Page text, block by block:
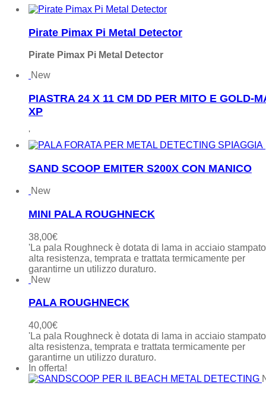
Pirate Pimax Pi Metal Detector
Pirate Pimax Pi Metal Detector
New
PIASTRA 24 X 11 CM DD PER MITO E GOLD-
XP
'
SAND SCOOP EMITER S200X CON MANICO
New
MINI PALA ROUGHNECK
38,00€
'La pala Roughneck è dotata di lama in acciaio
alta resistenza, temprata e trattata termicamente per
garantirne un utilizzo duraturo.
New
PALA ROUGHNECK
40,00€
'La pala Roughneck è dotata di lama in acciaio
alta resistenza, temprata e trattata termicamente per
garantirne un utilizzo duraturo.
In offerta!